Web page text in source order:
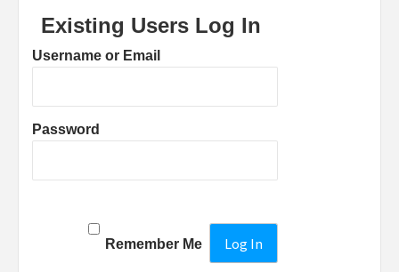
Existing Users Log In
Username or Email
Password
Remember Me